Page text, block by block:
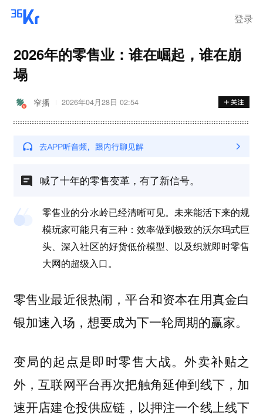
登录
2026年的零售业：谁在崛起，谁在崩
塌
窄播 2026年04月28日 02:54
喊了十年的零售变革，有了新信号。
零售业的分水岭已经清晰可见。未来能活下来的规
模玩家可能只有三种：效率做到极致的沃尔玛式巨
头、深入社区的好货低价模型、以及织就即时零售
大网的超级入口。
零售业最近很热闹，平台和资本在用真金白
银加速入场，想要成为下一轮周期的赢家。
变局的起点是即时零售大战。外卖补贴之
外，互联网平台再次把触角延伸到线下，加
速开店建仓投供应链，以押注一个线上线下